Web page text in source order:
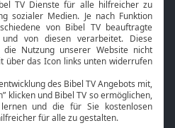
Nächster Gottesdienst
Service
Kontakt
TV-Empfang